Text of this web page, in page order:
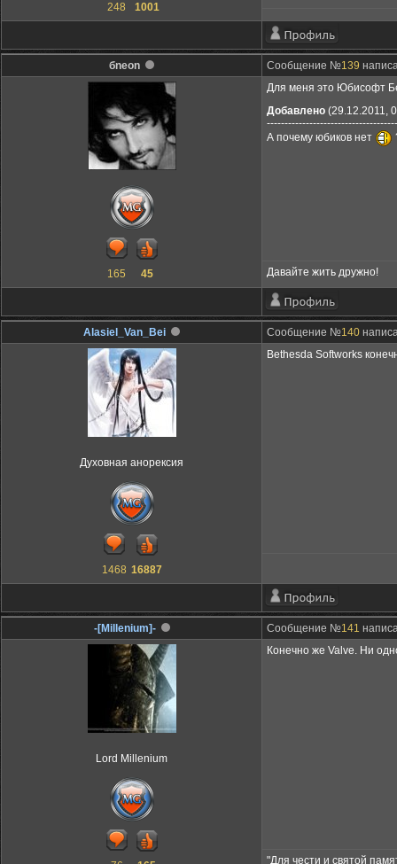
248 1001
бneon Сообщение №139
165 45
Для меня это Юбисофт
Добавлено (29.12.2011,
А почему юбиков нет
Давайте жить дружно!
Alasiel_Van_Bei Сообщение №140
Духовная анорексия
1468 16887
Bethesda Softworks
-[Millenium]- Сообщение №141
Lord Millenium
Конечно же Valve. Ни
"Для чести и святой